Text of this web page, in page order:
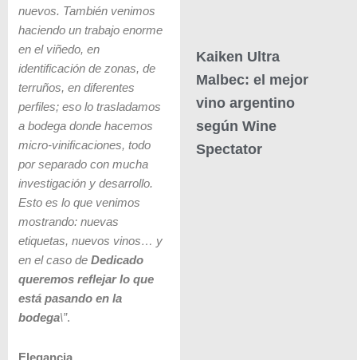
nuevos. También venimos
haciendo un trabajo enorme
en el viñedo, en
identificación de zonas, de
terruños, en diferentes
perfiles; eso lo trasladamos
a bodega donde hacemos
micro-vinificaciones, todo
por separado con mucha
investigación y desarrollo.
Esto es lo que venimos
mostrando: nuevas
etiquetas, nuevos vinos… y
en el caso de Dedicado
queremos reflejar lo que
está pasando en la
bodega\”.
Kaiken Ultra
Malbec: el mejor
vino argentino
según Wine
Spectator